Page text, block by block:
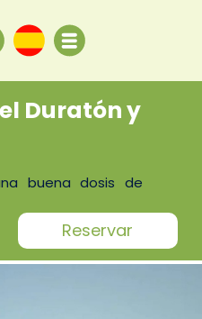
Duratón y
buena dosis de
Reservar